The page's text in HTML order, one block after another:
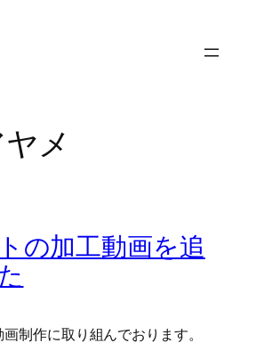
メ
の加工動画を追
制作に取り組んでおります。